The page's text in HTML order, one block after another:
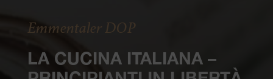
Emmentaler DOP
LA CUCINA ITALIANA –